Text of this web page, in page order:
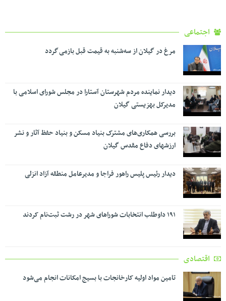
اجتماعی
مرغ در گیلان از سه‌شنبه به قیمت قبل بازمی گردد
دیدار نماینده مردم شهرستان آستارا در مجلس شورای اسلامی با
مدیرکل بهزیستی گیلان
بررسی همکاری‌های مشترک بنیاد مسکن و بنیاد حفظ آثار و نشر
ارزشهای دفاع مقدس گیلان
دیدار رئیس پلیس راهور فراجا و مدیرعامل منطقه آزاد انزلی
۱۹۱ داوطلب انتخابات شوراهای شهر در رشت ثبت‌نام کردند
اقتصادی
تامین مواد اولیه کارخانجات با بسیج امکانات انجام می‌شود